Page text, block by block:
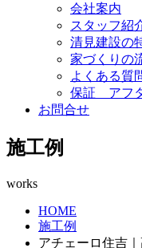
会社案内
スタッフ紹
清見建設の
家づくりの
よくある質
保証 アフ
お問合せ
施工例
works
HOME
施工例
アチェーロ住吉